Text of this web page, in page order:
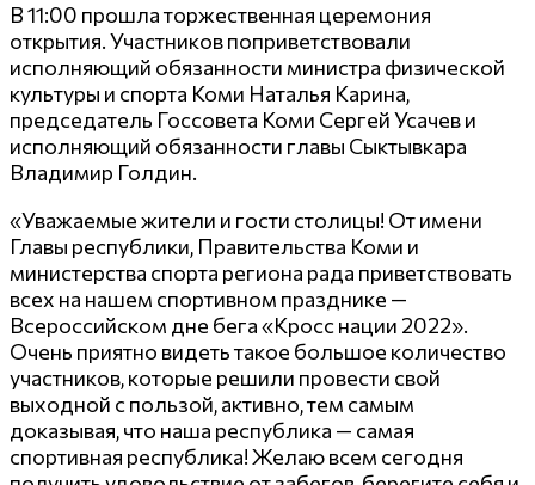
В 11:00 прошла торжественная церемония
открытия. Участников поприветствовали
исполняющий обязанности министра физической
культуры и спорта Коми Наталья Карина,
председатель Госсовета Коми Сергей Усачев и
исполняющий обязанности главы Сыктывкара
Владимир Голдин.
«Уважаемые жители и гости столицы! От имени
Главы республики, Правительства Коми и
министерства спорта региона рада приветствовать
всех на нашем спортивном празднике —
Всероссийском дне бега «Кросс нации 2022».
Очень приятно видеть такое большое количество
участников, которые решили провести свой
выходной с пользой, активно, тем самым
доказывая, что наша республика — самая
спортивная республика! Желаю всем сегодня